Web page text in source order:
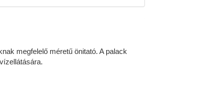
megfelelő méretű önitató. A palack